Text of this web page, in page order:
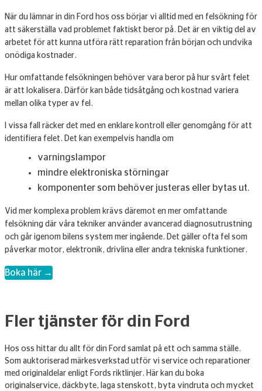
När du lämnar in din Ford hos oss börjar vi alltid med en felsökning för
att säkerställa vad problemet faktiskt beror på. Det är en viktig del av
arbetet för att kunna utföra rätt reparation från början och undvika
onödiga kostnader.
Hur omfattande felsökningen behöver vara beror på hur svårt felet
är att lokalisera. Därför kan både tidsåtgång och kostnad variera
mellan olika typer av fel.
I vissa fall räcker det med en enklare kontroll eller genomgång för att
identifiera felet. Det kan exempelvis handla om
varningslampor
mindre elektroniska störningar
komponenter som behöver justeras eller bytas ut.
Vid mer komplexa problem krävs däremot en mer omfattande
felsökning där våra tekniker använder avancerad diagnosutrustning
och går igenom bilens system mer ingående. Det gäller ofta fel som
påverkar motor, elektronik, drivlina eller andra tekniska funktioner.
Boka här →
Fler tjänster för din Ford
Hos oss hittar du allt för din Ford samlat på ett och samma ställe.
Som auktoriserad märkesverkstad utför vi service och reparationer
med originaldelar enligt Fords riktlinjer. Här kan du boka
originalservice, däckbyte, laga stenskott, byta vindruta och mycket